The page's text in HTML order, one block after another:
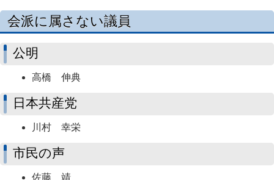
会派に属さない議員
公明
高橋 伸典
日本共産党
川村 幸栄
市民の声
佐藤 靖